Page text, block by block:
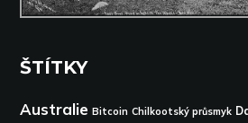
ŠTÍTKY
Australie Bitcoin Chilkootský průsmyk